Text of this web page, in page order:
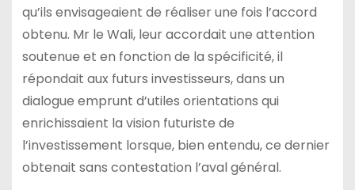
qu’ils envisageaient de réaliser une fois l’accord
obtenu. Mr le Wali, leur accordait une attention
soutenue et en fonction de la spécificité, il
répondait aux futurs investisseurs, dans un
dialogue emprunt d’utiles orientations qui
enrichissaient la vision futuriste de
l’investissement lorsque, bien entendu, ce dernier
obtenait sans contestation l’aval général.